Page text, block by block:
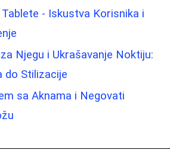
- Iskustva Korisnika i
Njegu i Ukrašavanje Noktiju:
do Stilizacije
sa Aknama i Negovati